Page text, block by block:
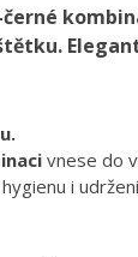
vnese do
i